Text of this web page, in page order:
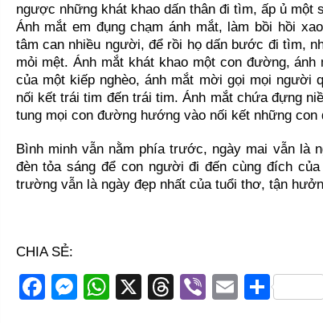
ngược những khát khao dấn thân đi tìm, ấp ủ một
Ánh mắt em đụng chạm ánh mắt, làm bồi hồi
tâm can nhiều người, để rồi họ dấn bước đi tìm,
mỏi mệt. Ánh mắt khát khao một con đường, ánh
của một kiếp nghèo, ánh mắt mời gọi mọi người
nối kết trái tim đến trái tim. Ánh mắt chứa đựng
tung mọi con đường hướng vào nối kết những
Bình minh vẫn nằm phía trước, ngày mai vẫn là
đèn tỏa sáng để con người đi đến cùng đích
trường vẫn là ngày đẹp nhất của tuổi thơ, tận
CHIA SẺ:
F
M
W
X
T
Vi
E S